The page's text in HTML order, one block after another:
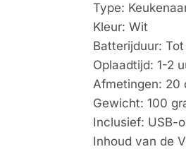
Type:
Kleur: Wit
Batterijduur:
Oplaadtijd: 1-2
Afmetingen: 20
Gewicht: 100
Inclusief: USB-
Inhoud van de